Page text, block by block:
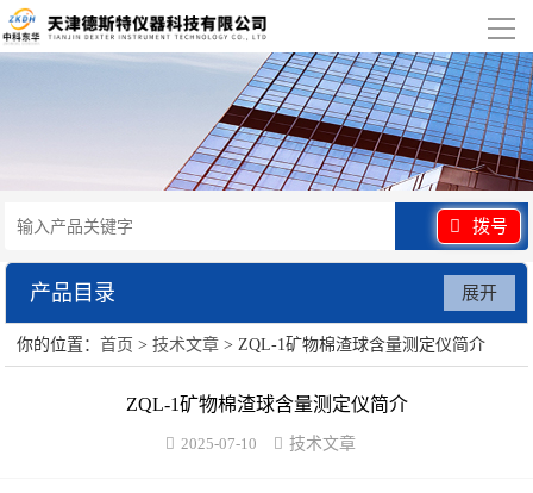
导
航
产品展示
行业应用
视频展示
拨号
产品目录
水泥砂浆类试验仪器
混凝土类检测设备
展开
你的位置：首页 >技术文章 > ZQL-1矿物棉渣球含量测定仪简介
ZQL-1矿物棉渣球含量测定仪简介
2025-07-10 技术文章